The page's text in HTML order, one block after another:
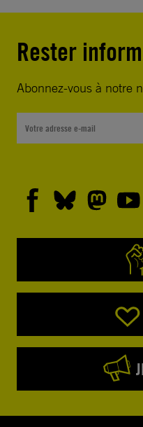
Rester
Abonnez-vous à notre